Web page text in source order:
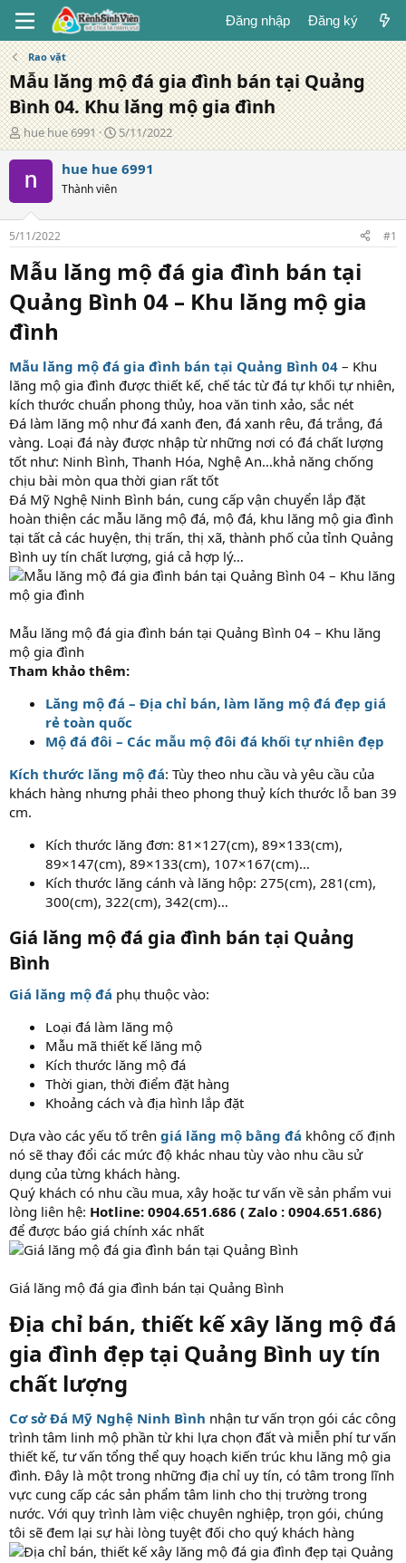
Đăng nhập Đăng ký
Rao vặt
Mẫu lăng mộ đá gia đình bán tại Quảng
Bình 04. Khu lăng mộ gia đình
T
á
c
g
ả
hue hue 6991
N
g
à
g
5/11/2022
hue hue 6991
Thành viên
5/11/2022 #1
Mẫu lăng mộ đá gia đình bán tại
Quảng Bình 04 – Khu lăng mộ gia
đình
Mẫu lăng mộ đá gia đình bán tại Quảng Bình 04 – Khu
lăng mộ gia đình được thiết kế, chế tác từ đá tự khối tự nhiên,
kích thước chuẩn phong thủy, hoa văn tinh xảo, sắc nét
Đá làm lăng mộ như đá xanh đen, đá xanh rêu, đá trắng, đá
vàng. Loại đá này được nhập từ những nơi có đá chất lượng
tốt như: Ninh Bình, Thanh Hóa, Nghệ An…khả năng chống
chịu bài mòn qua thời gian rất tốt
Đá Mỹ Nghệ Ninh Bình bán, cung cấp vận chuyển lắp đặt
hoàn thiện các mẫu lăng mộ đá, mộ đá, khu lăng mộ gia đình
tại tất cả các huyện, thị trấn, thị xã, thành phố của tỉnh Quảng
Bình uy tín chất lượng, giá cả hợp lý…
Mẫu lăng mộ đá gia đình bán tại Quảng Bình 04 – Khu lăng
mộ gia đình
Tham khảo thêm:
Lăng mộ đá – Địa chỉ bán, làm lăng mộ đá đẹp giá
rẻ toàn quốc
Mộ đá đôi – Các mẫu mộ đôi đá khối tự nhiên đẹp
Kích thước lăng mộ đá: Tùy theo nhu cầu và yêu cầu của
khách hàng nhưng phải theo phong thuỷ kích thước lỗ ban 39
cm.
Kích thước lăng đơn: 81×127(cm), 89×133(cm),
89×147(cm), 89×133(cm), 107×167(cm)…
Kích thước lăng cánh và lăng hộp: 275(cm), 281(cm),
300(cm), 322(cm), 342(cm)…
Giá lăng mộ đá gia đình bán tại Quảng
Bình
Giá lăng mộ đá phụ thuộc vào:
Loại đá làm lăng mộ
Mẫu mã thiết kế lăng mộ
Kích thước lăng mộ đá
Thời gian, thời điểm đặt hàng
Khoảng cách và địa hình lắp đặt
Dựa vào các yếu tố trên giá lăng mộ bằng đá không cố định
nó sẽ thay đổi các mức độ khác nhau tùy vào nhu cầu sử
dụng của từng khách hàng.
Quý khách có nhu cầu mua, xây hoặc tư vấn về sản phẩm vui
lòng liên hệ: Hotline: 0904.651.686 ( Zalo : 0904.651.686)
để được báo giá chính xác nhất
Giá lăng mộ đá gia đình bán tại Quảng Bình
Địa chỉ bán, thiết kế xây lăng mộ đá
gia đình đẹp tại Quảng Bình uy tín
chất lượng​
Cơ sở Đá Mỹ Nghệ Ninh Bình nhận tư vấn trọn gói các công
trình tâm linh mộ phần từ khi lựa chọn đất và miễn phí tư vấn
thiết kế, tư vấn tổng thể quy hoạch kiến trúc khu lăng mộ gia
đình. Đây là một trong những địa chỉ uy tín, có tâm trong lĩnh
vực cung cấp các sản phẩm tâm linh cho thị trường trong
nước. Với quy trình làm việc chuyên nghiệp, trọn gói, chúng
tôi sẽ đem lại sự hài lòng tuyệt đối cho quý khách hàng